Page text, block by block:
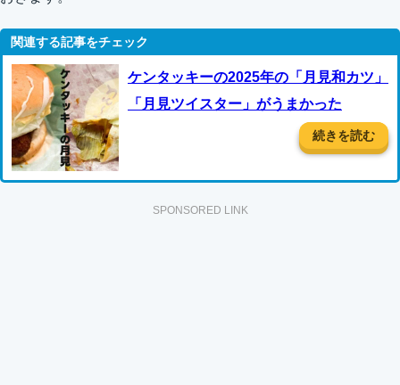
ケンタッキーの2025年の「月見和カツ」
「月見ツイスター」がうまかった
続きを読む
SPONSORED LINK